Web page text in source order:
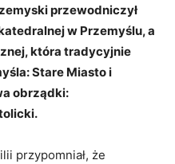
przewodniczył
w Przemyślu, a
która tradycyjnie
Stare Miasto i
obrządki:
przypomniał, że